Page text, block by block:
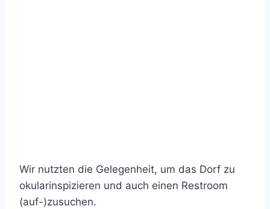
Wir nutzten die Gelegenheit, um das Dorf zu
okularinspizieren und auch einen Restroom
(auf-)zusuchen.